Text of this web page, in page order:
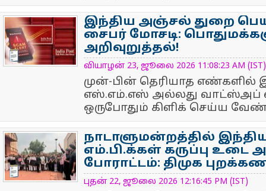
NewsIcon
இந்திய அஞ்சல் துறை
சைபர் மோசடி:
அறிவுறுத்தல்!
வியாழன் 23, ஜூலை 2026 11:08:23 AM (IST)
முன்-பின் தெரியாத எண்களில்
எஸ்.எம்.எஸ் அல்லது வாட்ஸ்அப்
ஒருபோதும் கிளிக் செய்ய
NewsIcon
நாடாளுமன்றத்தில்
எம்.பி.க்கள் கருப்பு உடை
போராட்டம்: திமுக
புதன் 22, ஜூலை 2026 12:16:45 PM (IST)